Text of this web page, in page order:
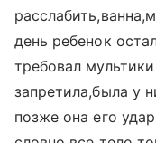
день ребенок
требовал
запретила,была у
позже она его